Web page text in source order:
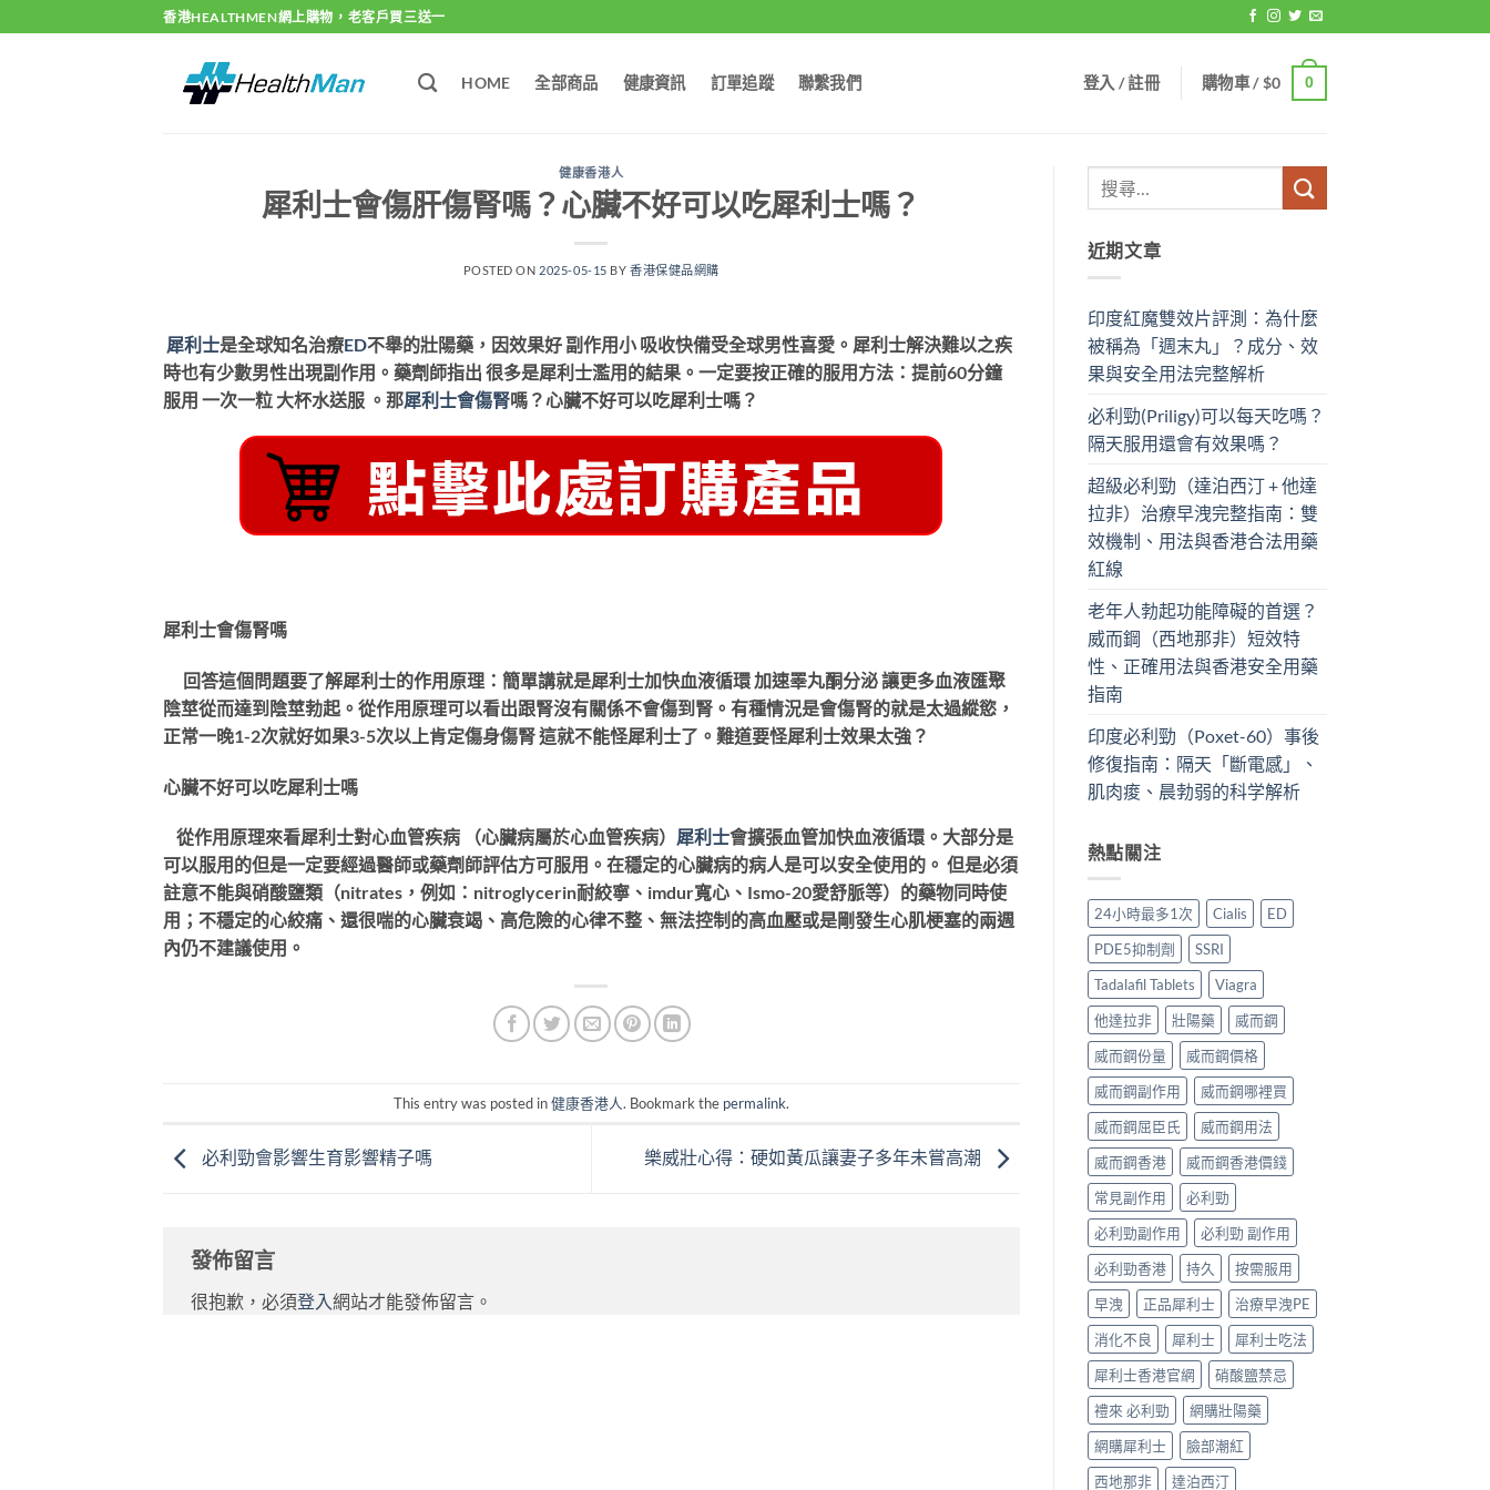
to
香港HEALTHMEN網上購物，老客戶買三送一
HOME 全部商品 健康資訊 訂單追蹤 聯繫我們 登入 / 註冊 購物車 /$0 0
健康香港人
犀利士會傷肝傷腎嗎？心臟不好可以吃犀利士嗎？
POSTED ON 2025-05-15 BY香港保健品網購
犀利士是全球知名治療ED不舉的壯陽藥，因效果好 副作用小 吸收快備受全球男性喜愛。犀利士解決難以之疾
時也有少數男性出現副作用。藥劑師指出 很多是犀利士濫用的結果。一定要按正確的服用方法：提前60分鐘
服用 一次一粒 大杯水送服 。那犀利士會傷腎嗎？心臟不好可以吃犀利士嗎？
犀利士會傷腎嗎
回答這個問題要了解犀利士的作用原理：簡單講就是犀利士加快血液循環 加速睪丸酮分泌 讓更多血液匯聚
陰莖從而達到陰莖勃起。從作用原理可以看出跟腎沒有關係不會傷到腎。有種情況是會傷腎的就是太過縱慾，
正常一晚1-2次就好如果3-5次以上肯定傷身傷腎 這就不能怪犀利士了。難道要怪犀利士效果太強？
心臟不好可以吃犀利士嗎
從作用原理來看犀利士對心血管疾病 （心臟病屬於心血管疾病） 犀利士會擴張血管加快血液循環。大部分是
可以服用的但是一定要經過醫師或藥劑師評估方可服用。在穩定的心臟病的病人是可以安全使用的。 但是必須
註意不能與硝酸鹽類（nitrates，例如：nitroglycerin耐絞寧、imdur寬心、Ismo-20愛舒脈等）的藥物同時使
用；不穩定的心絞痛、還很喘的心臟衰竭、高危險的心律不整、無法控制的高血壓或是剛發生心肌梗塞的兩週
內仍不建議使用。
This entry was posted in健康香港人. Bookmark the permalink.
必利勁會影響生育影響精子嗎 樂威壯心得：硬如黃瓜讓妻子多年未嘗高潮
發佈留言
很抱歉，必須登入網站才能發佈留言。
近期文章
印度紅魔雙效片評測：為什麼
被稱為「週末丸」？成分、效
果與安全用法完整解析
必利勁(Priligy)可以每天吃嗎？
隔天服用還會有效果嗎？
超級必利勁（達泊西汀 + 他達
拉非）治療早洩完整指南：雙
效機制、用法與香港合法用藥
紅線
老年人勃起功能障礙的首選？
威而鋼（西地那非）短效特
性、正確用法與香港安全用藥
指南
印度必利勁（Poxet-60）事後
修復指南：隔天「斷電感」、
肌肉痠、晨勃弱的科学解析
熱點關注
24小時最多1次 Cialis
ED
PDE5抑制劑
SSRI
Tadalafil Tablets
Viagra
他達拉非
壯陽藥
威而鋼
威而鋼份量
威而鋼價格
威而鋼副作用
威而鋼哪裡買
威而鋼屈臣氏
威而鋼用法
威而鋼香港
威而鋼香港價錢
常見副作用
必利勁
必利勁副作用
必利勁 副作用
必利勁香港
持久
按需服用
早洩
正品犀利士
治療早洩PE
消化不良
犀利士
犀利士吃法
犀利士香港官網
硝酸鹽禁忌
禮來 必利勁
網購壯陽藥
網購犀利士
臉部潮紅
西地那非
達泊西汀